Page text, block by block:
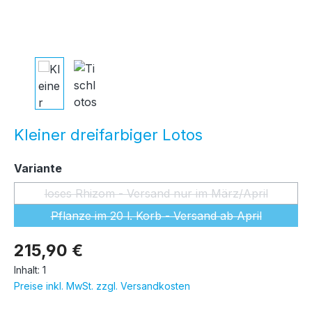
Kleiner dreifarbiger Lotos
215,90 €
Inhalt: 1
Preise inkl. MwSt. zzgl. Versandkosten
Varianteauswählen
loses Rhizom - Versand nur im März/April
(Diese Option ist zurzeit nicht
Pflanze im 20 l. Korb - Versand ab April
(Diese Option ist zurzeit nicht